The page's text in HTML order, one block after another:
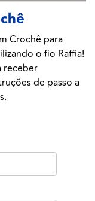
Crochê para
o fio Raffia!
receber
de passo a